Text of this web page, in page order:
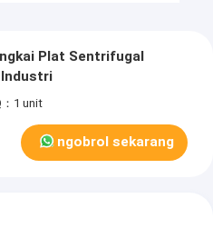
Plat Sentrifugal
Industri
：1 unit
ngobrol sekarang